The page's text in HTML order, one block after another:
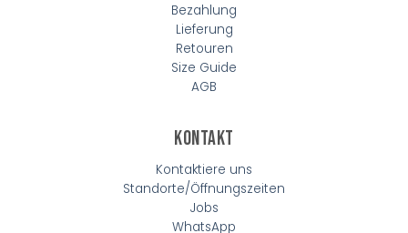
Bezahlung
Lieferung
Retouren
Size Guide
AGB
Kontakt
Kontaktiere uns
Standorte/Öffnungszeiten
Jobs
WhatsApp